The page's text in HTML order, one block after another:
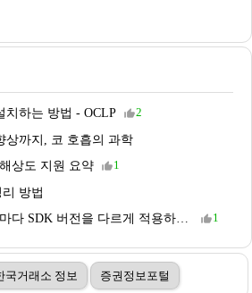
치하는 방법 - OCLP thumb_up_alt2
상까지, 코 호흡의 과학
상도 지원 요약
thumb_up_alt1
방법
Flutter 개발시 프로젝트마다 SDK 버전을 다르게 적용하는 방법
thumb_up_alt1
국거래소 정보 증권정보포털